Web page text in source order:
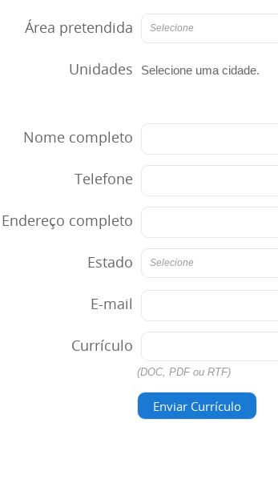
Área pretendida Selecione
Unidades Selecione uma cidade.
Nome completo
Telefone
Endereço completo
Estado Selecione
E-mail
Currículo
(DOC, PDF ou RTF)